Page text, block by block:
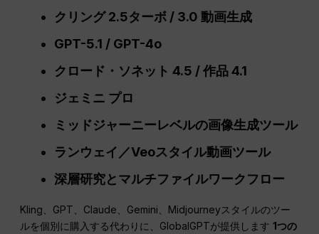
クリング 2.5ターボ / 3.0 動画生成
GPT-5.1 / GPT-4o
クロード・ソネット 4.5 /作品4.1
ジェミニ プロ
ミッドジャーニーレベルの画像生成ツール
ランウェイ／Veoスタイル動画ツール
深層研究とマルチファイルワークフロー
Kling、GPT、Claude、Gemini、Midjourneyスタイルのツー
ルを個別に購入する代わりに、GlobalGPTが提供します1つの